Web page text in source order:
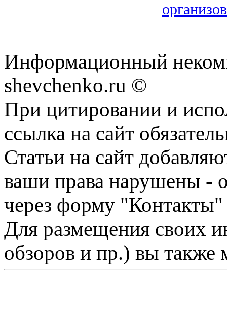
Информационный
shevchenko.ru ©
При цитировании и
ссылка на сайт
Статьи на сайт
ваши права нарушены -
через форму "Контакты"
Для размещения своих
обзоров и пр.) вы также